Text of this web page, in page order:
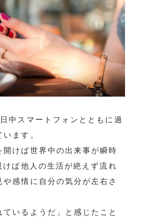
中スマートフォンとともに過
ます。
開けば世界中の出来事が瞬時
けば他人の生活が絶えず流れ
感情に自分の気分が左右さ
ているようだ」と感じたこと